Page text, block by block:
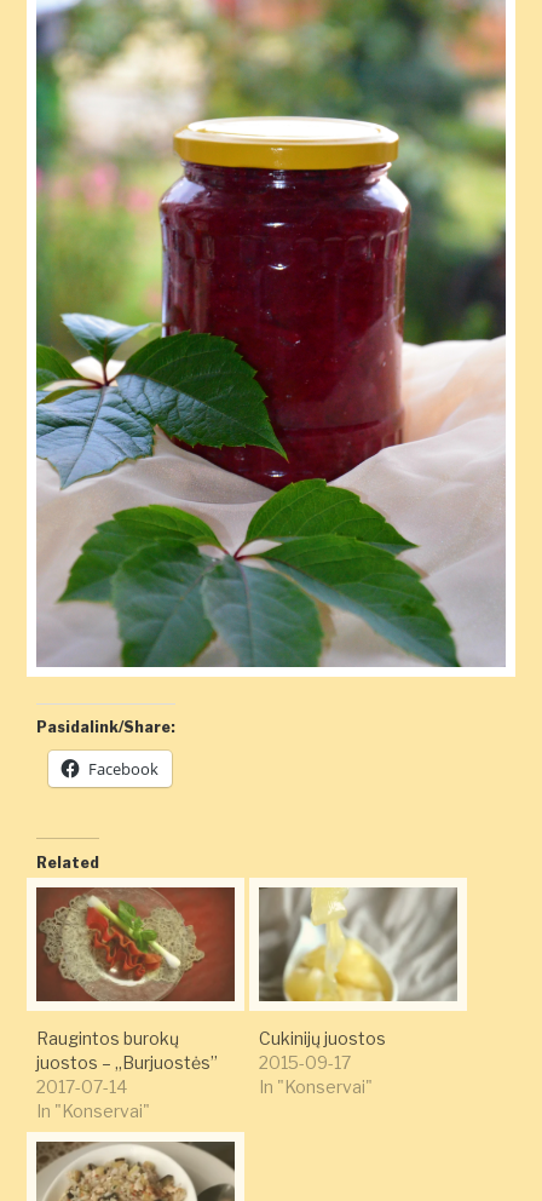
Pasidalink/Share:
Facebook
Related
Raugintos burokų
juostos – „Burjuostės”
2017-07-14
In "Konservai"
Cukinijų juostos
2015-09-17
In "Konservai"